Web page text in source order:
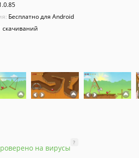
Бесплатно для Android
скачиваний
на вирусы
?